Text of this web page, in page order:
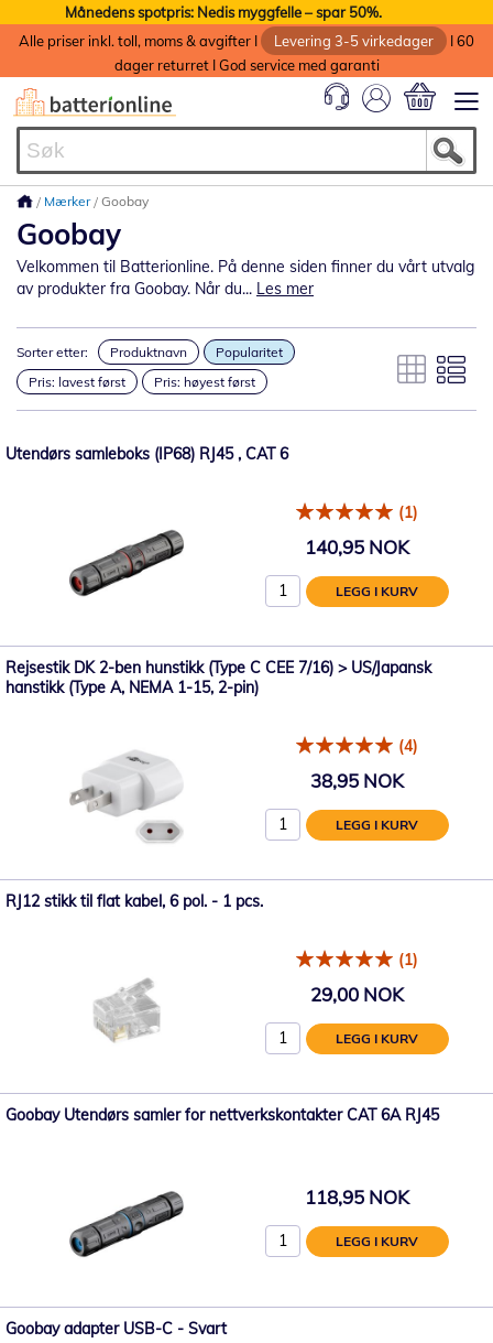
Månedens spotpris: Nedis myggfelle – spar 50%.
Alle priser inkl. toll, moms & avgifter I
Levering 3-5 virkedager
I 60
dager returret I God service med garanti
Mærker Goobay
Goobay
Velkommen til Batterionline. På denne siden finner du vårt utvalg
av produkter fra Goobay. Når du... Les mer
Sorter etter: Produktnavn
Popularitet
Pris: lavest først
Pris: høyest først
Utendørs samleboks (IP68) RJ45 , CAT 6
(1)
140,95 NOK
LEGG I KURV
Rejsestik DK 2-ben hunstikk (Type C CEE 7/16) > US/Japansk
hanstikk (Type A, NEMA 1-15, 2-pin)
(4)
38,95 NOK
LEGG I KURV
RJ12 stikk til flat kabel, 6 pol. - 1 pcs.
(1)
29,00 NOK
LEGG I KURV
Goobay Utendørs samler for nettverkskontakter CAT 6A RJ45
118,95 NOK
LEGG I KURV
Goobay adapter USB-C - Svart